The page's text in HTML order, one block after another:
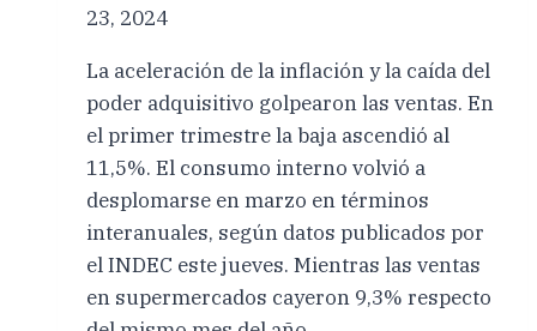
23, 2024
La aceleración de la inflación y la caída del
poder adquisitivo golpearon las ventas. En
el primer trimestre la baja ascendió al
11,5%. El consumo interno volvió a
desplomarse en marzo en términos
interanuales, según datos publicados por
el INDEC este jueves. Mientras las ventas
en supermercados cayeron 9,3% respecto